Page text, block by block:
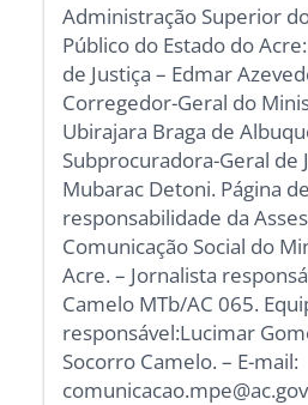
Administração Superior
Público do Estado do
de Justiça – Edmar
Corregedor-Geral do
Ubirajara Braga de
Subprocuradora-Geral de
Mubarac Detoni. Página de
responsabilidade da
Comunicação Social do
Acre. – Jornalista
Camelo MTb/AC 065.
responsável:Lucimar
Socorro Camelo. – E-mail: